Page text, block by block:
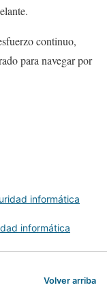
continuo,
para navegar por
informática
informática
Volver arriba